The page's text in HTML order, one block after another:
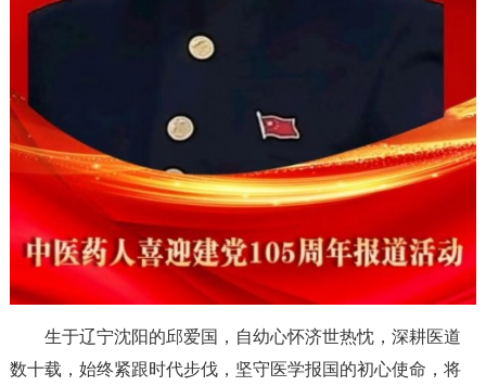
生于辽宁沈阳的邱爱国，自幼心怀济世热忱，深耕医道
数十载，始终紧跟时代步伐，坚守医学报国的初心使命，将